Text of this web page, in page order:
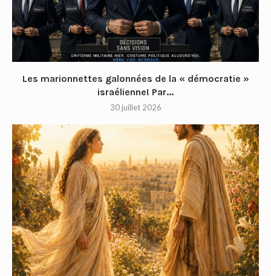
Les marionnettes galonnées de la « démocratie »
israélienne! Par...
30 juillet 2026